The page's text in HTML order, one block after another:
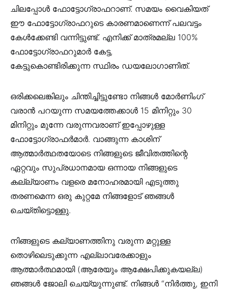
ചിലപ്പോൾ ഫോട്ടോഗ്രാഫറാണ്. സമയം വൈകിയത്
ഈ ഫോട്ടോഗ്രാഫറുടെ കാരണമാണെന്ന് പലവട്ടം
കേൾക്കേണ്ടി വന്നിട്ടുണ്ട്. എനിക്ക് മാത്രമല്ല 100%
ഫോട്ടോഗ്രാഫറുമാർ കേട്ട,
കേട്ടുകൊണ്ടിരിക്കുന്ന സ്ഥിരം ഡയലോഗാണിത്.
ഒരിക്കലെങ്കിലും ചിന്തിച്ചിട്ടുണ്ടോ നിങ്ങൾ മോർണിംഗ്‌
വരാൻ പറയുന്ന സമയത്തേക്കാൾ 15 മിനിറ്റും 30
മിനിറ്റും മുന്നേ വരുന്നവരാണ് ഇപ്പോഴുള്ള
ഫോട്ടോഗ്രാഫർമാർ. വാങ്ങുന്ന കാശിന്
ആത്മാർത്ഥതയോടെ നിങ്ങളുടെ ജീവിതത്തിന്റെ
ഏറ്റവും സുപ്രധാനമായ ഒന്നായ നിങ്ങളുടെ
കല്ല്യാണം വളരെ മനോഹരമായി എടുത്തു
തരണമെന്ന ഒരു കുറ്റമേ നിങ്ങളോട്‌ ഞങ്ങൾ
ചെയ്തിട്ടൊള്ളു.
നിങ്ങളുടെ കല്യാണത്തിനു വരുന്ന മറ്റുള്ള
തൊഴിലെടുക്കുന്ന എല്ലാവരേക്കാളും
ആത്മാർത്ഥമായി (ആരേയും ആക്ഷേപിക്കുകയല്ല)
ഞങ്ങൾ ജോലി ചെയ്യുന്നുണ്ട്. നിങ്ങൾ “നിർത്തു, ഇനി